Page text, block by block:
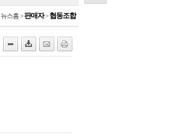
뉴스홈>판매자>협동조합